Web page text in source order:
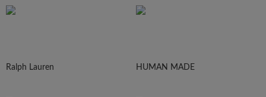
Ralph Lauren HUMAN MADE